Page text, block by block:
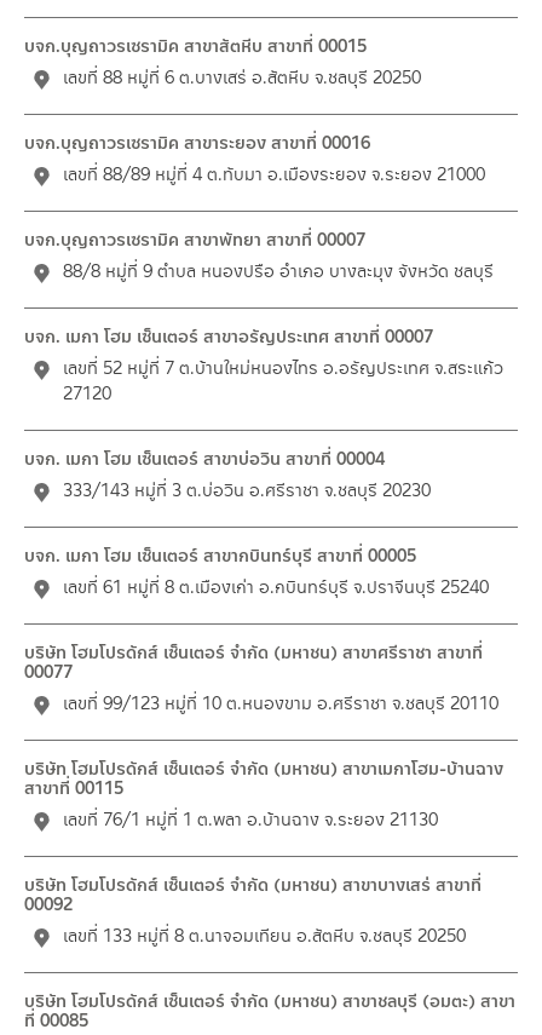
บจก.บุญถาวรเซรามิค สาขาสัตหีบ สาขาที่ 00015
เลขที่ 88 หมู่ที่ 6 ต.บางเสร่ อ.สัตหีบ จ.ชลบุรี 20250
บจก.บุญถาวรเซรามิค สาขาระยอง สาขาที่ 00016
เลขที่ 88/89 หมู่ที่ 4 ต.ทับมา อ.เมืองระยอง จ.ระยอง 21000
บจก.บุญถาวรเซรามิค สาขาพัทยา สาขาที่ 00007
88/8 หมู่ที่ 9 ตำบล หนองปรือ อำเภอ บางละมุง จังหวัด ชลบุรี
บจก. เมกา โฮม เซ็นเตอร์ สาขาอรัญประเทศ สาขาที่ 00007
เลขที่ 52 หมู่ที่ 7 ต.บ้านใหม่หนองไทร อ.อรัญประเทศ จ.สระแก้ว
27120
บจก. เมกา โฮม เซ็นเตอร์ สาขาบ่อวิน สาขาที่ 00004
333/143 หมู่ที่ 3 ต.บ่อวิน อ.ศรีราชา จ.ชลบุรี 20230
บจก. เมกา โฮม เซ็นเตอร์ สาขากบินทร์บุรี สาขาที่ 00005
เลขที่ 61 หมู่ที่ 8 ต.เมืองเก่า อ.กบินทร์บุรี จ.ปราจีนบุรี 25240
บริษัท โฮมโปรดักส์ เซ็นเตอร์ จำกัด (มหาชน) สาขาศรีราชา สาขาที่
00077
เลขที่ 99/123 หมู่ที่ 10 ต.หนองขาม อ.ศรีราชา จ.ชลบุรี 20110
บริษัท โฮมโปรดักส์ เซ็นเตอร์ จำกัด (มหาชน) สาขาเมกาโฮม-บ้านฉาง
สาขาที่ 00115
เลขที่ 76/1 หมู่ที่ 1 ต.พลา อ.บ้านฉาง จ.ระยอง 21130
บริษัท โฮมโปรดักส์ เซ็นเตอร์ จำกัด (มหาชน) สาขาบางเสร่ สาขาที่
00092
เลขที่ 133 หมู่ที่ 8 ต.นาจอมเทียน อ.สัตหีบ จ.ชลบุรี 20250
บริษัท โฮมโปรดักส์ เซ็นเตอร์ จำกัด (มหาชน) สาขาชลบุรี (อมตะ) สาขา
ที่ 00085